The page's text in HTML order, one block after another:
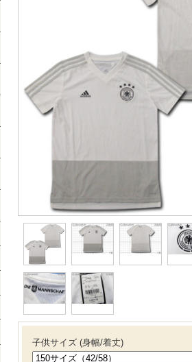
子供サイズ (身幅/着丈)